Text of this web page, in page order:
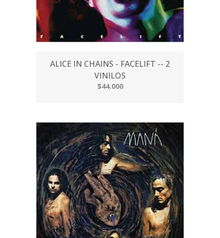
ALICE IN CHAINS - FACELIFT -- 2
VINILOS
$44.000